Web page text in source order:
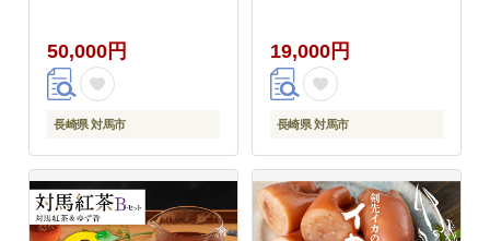
50,000円
長崎県 対馬市
さば あじ [WAI079] ス
ピード発送 最速発送 最
短発送
19,000円
長崎県 対馬市